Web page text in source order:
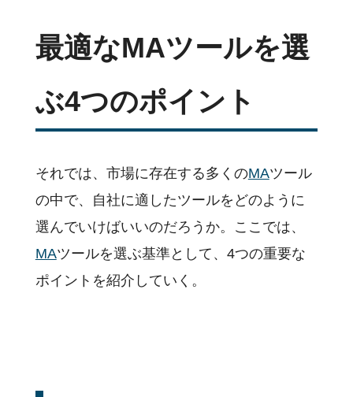
最適なMAツールを選
ぶ4つのポイント
それでは、市場に存在する多くのMAツール
の中で、自社に適したツールをどのように
選んでいけばいいのだろうか。ここでは、
MAツールを選ぶ基準として、4つの重要な
ポイントを紹介していく。